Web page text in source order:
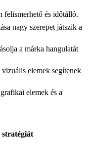
felismerhető és időtálló.
nagy szerepet játszik a
a márka hangulatát
elemek segítenek
elemek és a
stratégiát